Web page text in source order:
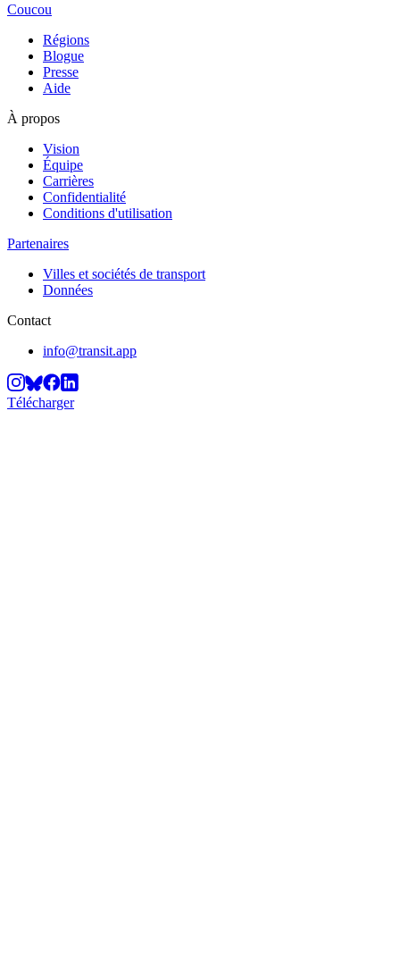
Coucou
Régions
Blogue
Presse
Aide
À propos
Vision
Équipe
Carrières
Confidentialité
Conditions d'utilisation
Partenaires
Villes et sociétés de transport
Données
Contact
info@transit.app
Télécharger